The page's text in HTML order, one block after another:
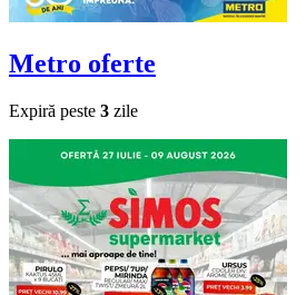
Metro oferte
Expiră peste 3 zile